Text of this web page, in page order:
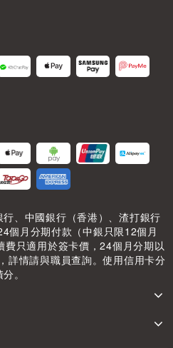
、中國銀行（香港）、渣打銀行
個月分期付款（中銀只限12個月
只適用於簽卡價，24個月分期以
詳情請與職員查詢。使用信用卡分
。